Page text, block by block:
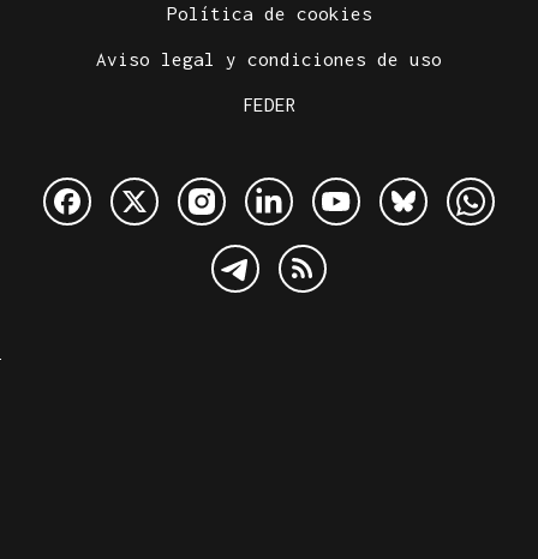
Política de cookies
Aviso legal y condiciones de uso
FEDER